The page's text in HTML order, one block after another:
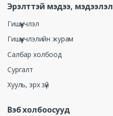
Эрэлттэй мэдээ, мэдээлэл
Гишүүнчлэл
Гишүүнчлэлийн журам
Салбар холбоод
Сургалт
Хууль, эрх зүй
Вэб холбоосууд